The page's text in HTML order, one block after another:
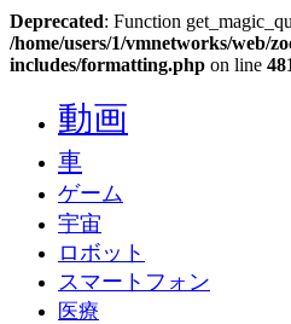
Deprecated: Function
/home/users/1/vmnetworks/web/
includes/formatting.php on line
動画
車
ゲーム
宇宙
ロボット
スマートフォン
医療